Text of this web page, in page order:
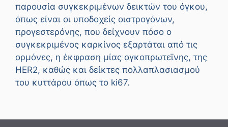
παρουσία συγκεκριμένων δεικτών του όγκου,
όπως είναι οι υποδοχείς οιστρογόνων,
προγεστερόνης, που δείχνουν πόσο ο
συγκεκριμένος καρκίνος εξαρτάται από τις
ορμόνες, η έκφραση μίας ογκοπρωτεϊνης, της
HER2, καθώς και δείκτες πολλαπλασιασμού
του κυττάρου όπως το ki67.